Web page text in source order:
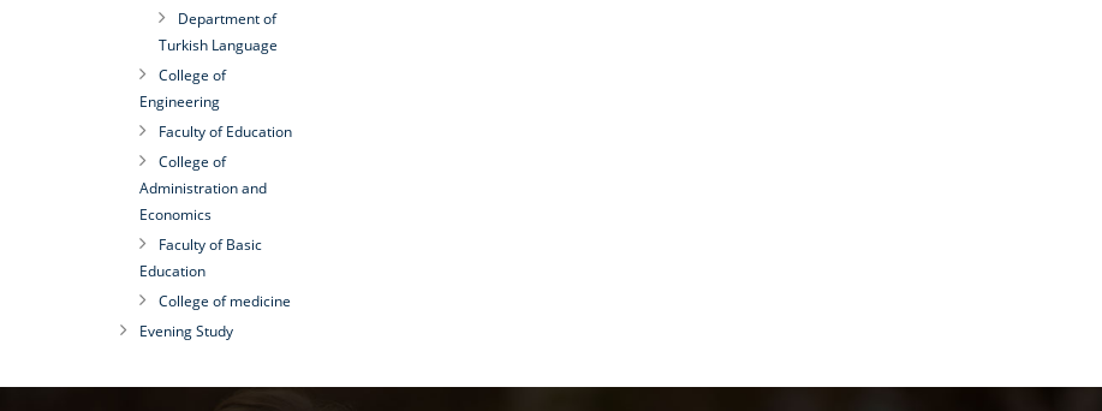
Department of
Turkish Language
College of
Engineering
Faculty of Education
College of
Administration and
Economics
Faculty of Basic
Education
College of medicine
Evening Study